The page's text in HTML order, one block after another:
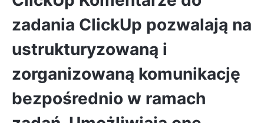
zadania ClickUp pozwalają na
ustrukturyzowaną i
zorganizowaną komunikację
bezpośrednio w ramach